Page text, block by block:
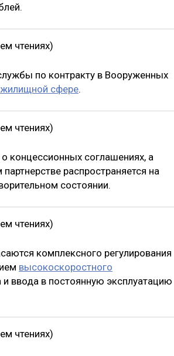
чтениях)
по контракту в Вооруженных
жилищной сфере.
чтениях)
концессионных соглашениях, а
распространяется на
состоянии.
чтениях)
комплексного регулирования
высокоскоростного
и ввода в постоянную эксплуатацию
чтениях)